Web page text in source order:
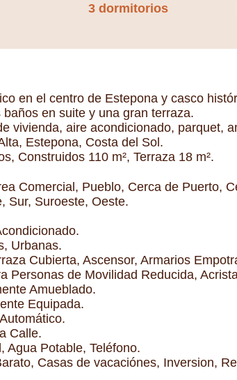
3 dormitorios
en el centro de Estepona y casco
en suite y una gran terraza.
vivienda, aire acondicionado, parquet,
Estepona, Costa del Sol.
Construidos 110 m², Terraza 18 m².
Comercial, Pueblo, Cerca de Puerto,
Sur, Suroeste, Oeste.
Urbanas.
Cubierta, Ascensor, Armarios
Personas de Movilidad Reducida,
Amueblado.
Equipada.
Calle.
Agua Potable, Teléfono.
Casas de vacaciónes, Inversion,